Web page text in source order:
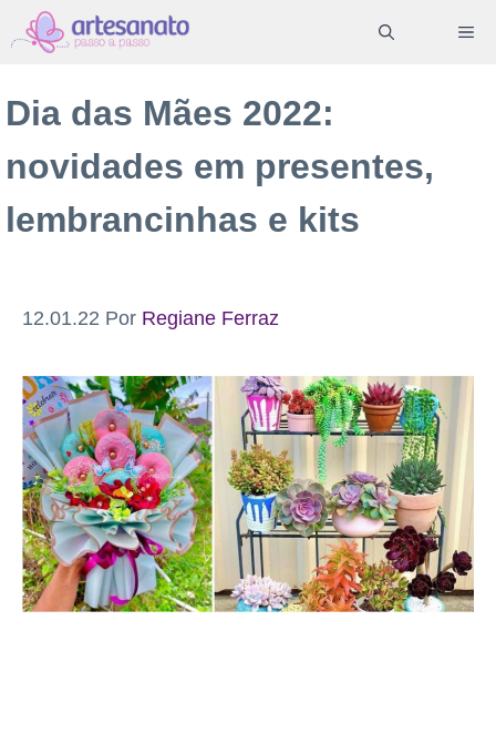
Pular
para
conteúdo
Dia das Mães 2022:
novidades em presentes,
lembrancinhas e kits
12.01.22 Por Regiane Ferraz